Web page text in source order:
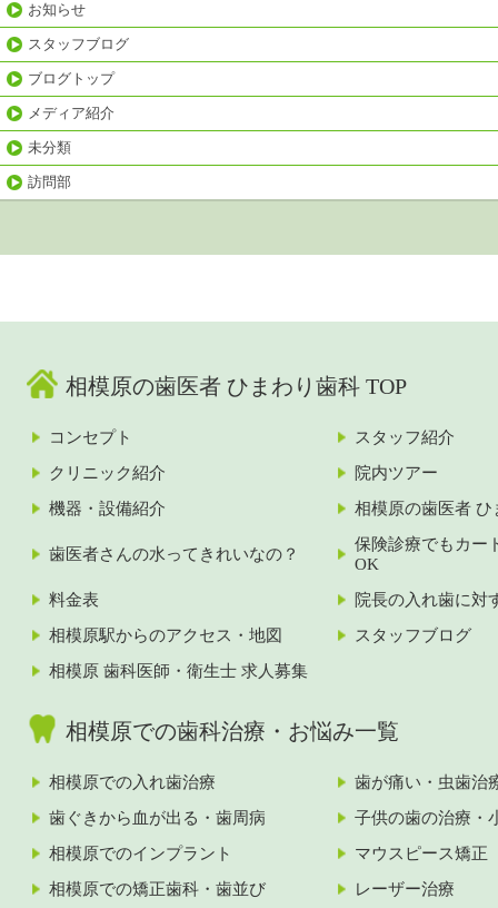
お知らせ
スタッフブログ
ブログトップ
メディア紹介
未分類
訪問部
相模原の歯医者 ひまわり歯科 TOP
コンセプト
スタッフ紹介
クリニック紹介
院内ツアー
機器・設備紹介
相模原の歯医者 ひ
歯医者さんの水ってきれいなの？
保険診療でもカー
OK
料金表
院長の入れ歯に対
相模原駅からのアクセス・地図
スタッフブログ
相模原 歯科医師・衛生士 求人募集
相模原での歯科治療・お悩み一覧
相模原での入れ歯治療
歯が痛い・虫歯治
歯ぐきから血が出る・歯周病
子供の歯の治療・
相模原でのインプラント
マウスピース矯正
相模原での矯正歯科・歯並び
レーザー治療